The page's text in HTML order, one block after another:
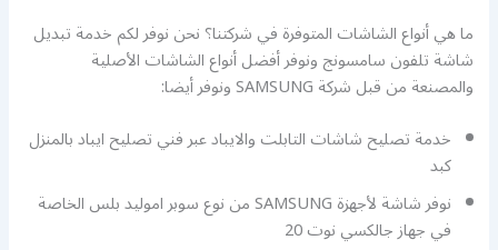
ما هي أنواع الشاشات المتوفرة في شركتنا؟ نحن نوفر لكم خدمة تبديل
شاشة تلفون سامسونج ونوفر أفضل أنواع الشاشات الأصلية
والمصنعة من قبل شركة SAMSUNG ونوفر أيضا:
خدمة تصليح شاشات التابلت والايباد عبر فني تصليح ايباد بالمنزل
كبد
نوفر شاشة لأجهزة SAMSUNG من نوع سوبر اموليد بلس الخاصة
في جهاز جالكسي نوت 20